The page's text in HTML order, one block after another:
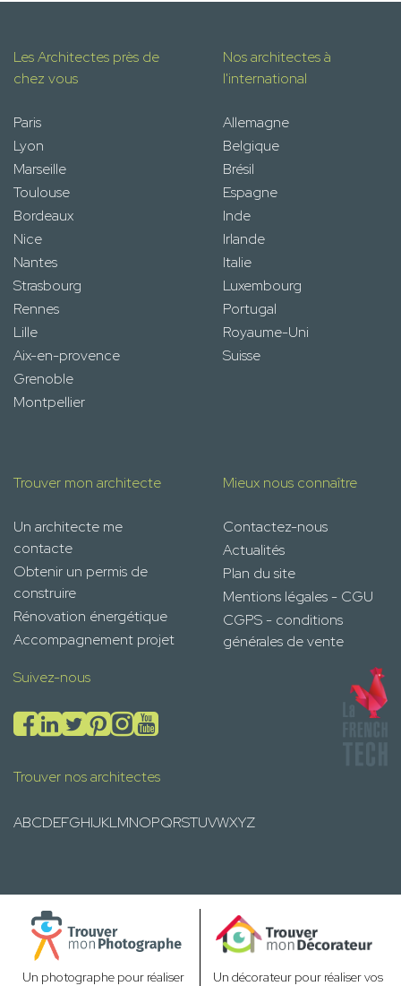
Les Architectes près de
chez vous
Paris
Lyon
Marseille
Toulouse
Bordeaux
Nice
Nantes
Strasbourg
Rennes
Lille
Aix-en-provence
Grenoble
Montpellier
Nos architectes à
l'international
Allemagne
Belgique
Brésil
Espagne
Inde
Irlande
Italie
Luxembourg
Portugal
Royaume-Uni
Suisse
Trouver mon architecte
Un architecte me
contacte
Obtenir un permis de
construire
Rénovation énergétique
Accompagnement projet
Mieux nous connaître
Contactez-nous
Actualités
Plan du site
Mentions légales - CGU
CGPS - conditions
générales de vente
Suivez-nous
Trouver nos architectes
ABCDEFGHIJKLMNOPQRSTUVWXYZ
Un photographe pour réaliser
Un décorateur pour réaliser vos